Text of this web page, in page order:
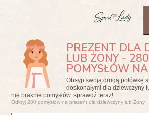
PREZENT DLA
LUB ŻONY - 280
POMYSŁÓW
Obsyp swoją drugą połówkę
doskonałymi dla dziewczyny
nie braknie pomysłów, sprawdź teraz!
Odkryj 280 pomysłów na prezent dla dziewczyny lub Żony